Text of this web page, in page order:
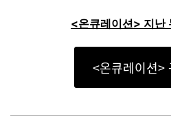
<온큐레이션> 지난
<온큐레이션>